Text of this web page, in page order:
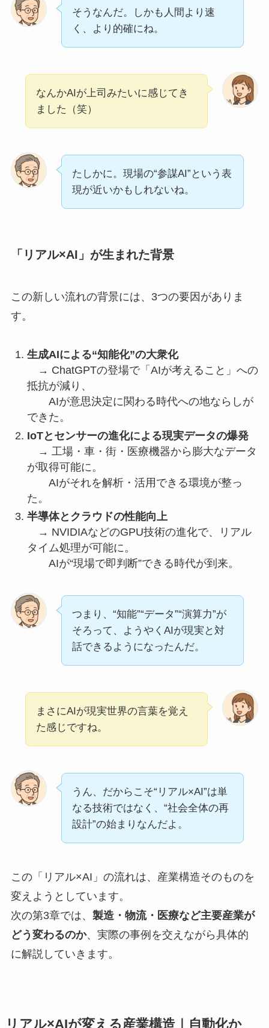
そうなんだ。しかも人間より速
く、より的確にね。
なんかAIが上司みたいに感じてき
ました（笑）
たしかに。現場の“参謀AI”という表
現が近いかもしれないね。
「リアル×AI」が生まれた背景
この新しい流れの背景には、3つの要因がありま
す。
生成AIによる“知能化”の大衆化
→ ChatGPTの登場で「AIが考えること」への
抵抗が減り、
AIが意思決定に関わる時代への地ならしが
できた。
IoTとセンサーの進化による現実データの爆発
→ 工場・車・街・医療機器から膨大なデータ
が取得可能に。
AIがそれを解析・活用できる環境が整っ
た。
半導体とクラウドの性能向上
→ NVIDIAなどのGPU技術の進化で、リアル
タイム処理が可能に。
AIが“現場で即判断”できる時代が到来。
つまり、“知能”“データ”“演算力”が
そろって、ようやくAIが現実と対
話できるようになったんだ。
まさにAIが現実世界の言葉を覚え
た感じですね。
うん、だからこそ“リアル×AI”は単
なる技術ではなく、“社会全体の再
設計”の始まりなんだよ。
この「リアル×AI」の流れは、産業構造そのものを
変えようとしています。
次の第3章では、 製造・物流・医療など主要産業が
どう変わるのか、実際の事例を交えながら具体的
に解説していきます。
リアル×AIが変える産業構造｜自動化か